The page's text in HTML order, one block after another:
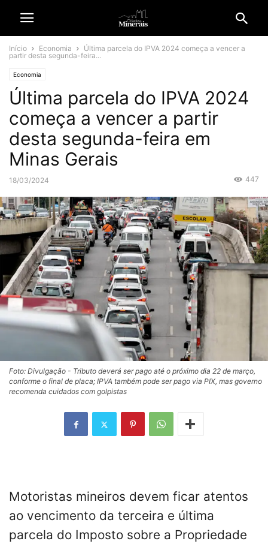
Início Economia
Última parcela do IPVA 2024 começa a vencer a
partir desta segunda-feira...
Economia
Última parcela do IPVA 2024
começa a vencer a partir
desta segunda-feira em
Minas Gerais
18/03/2024 447
Foto: Divulgação - Tributo deverá ser pago até o próximo dia 22 de março,
conforme o final de placa; IPVA também pode ser pago via PIX, mas governo
recomenda cuidados com golpistas
Motoristas mineiros devem ficar atentos
ao vencimento da terceira e última
parcela do Imposto sobre a Propriedade